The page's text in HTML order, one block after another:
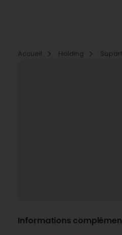
Accueil
Holding
Informations